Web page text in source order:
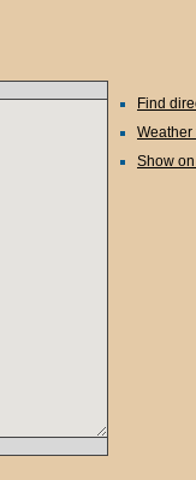
Find
Weather
Show